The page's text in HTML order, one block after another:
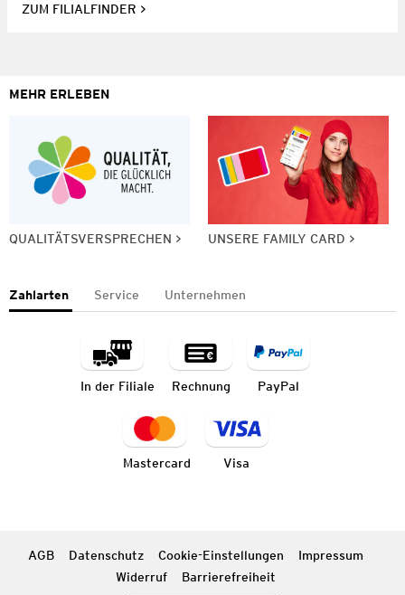
ZUM FILIALFINDER
MEHR ERLEBEN
QUALITÄTSVERSPRECHEN UNSERE FAMILY CARD
Zahlarten Service Unternehmen
In der Filiale Rechnung PayPal
Mastercard Visa
AGB Datenschutz Cookie-Einstellungen
Impressum
Widerruf
Barrierefreiheit